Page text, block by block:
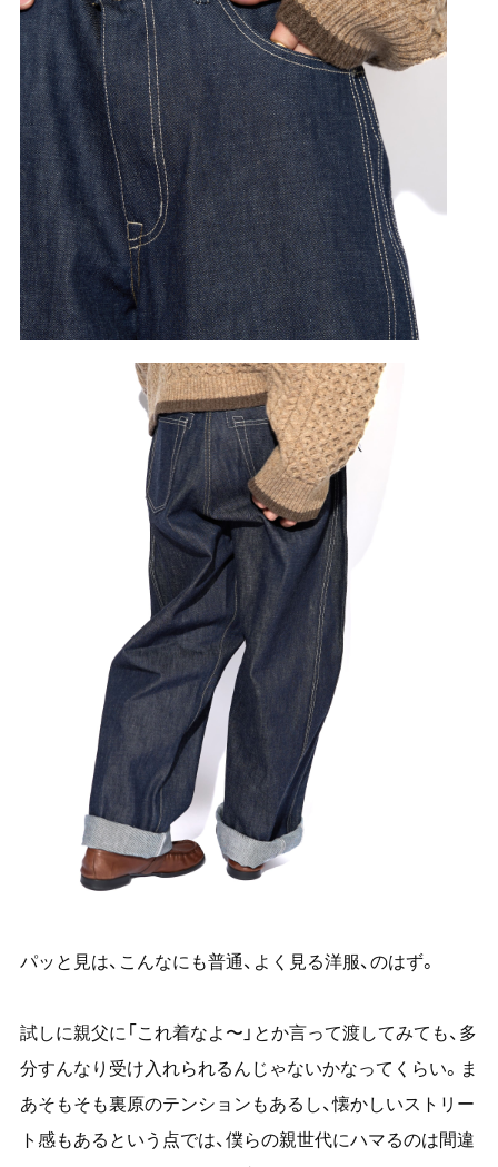
パッと見は、こんなにも普通、よく見る洋服、のはず。
試しに親父に「これ着なよ〜」とか言って渡してみても、多
分すんなり受け入れられるんじゃないかなってくらい。ま
あそもそも裏原のテンションもあるし、懐かしいストリー
ト感もあるという点では、僕らの親世代にハマるのは間違